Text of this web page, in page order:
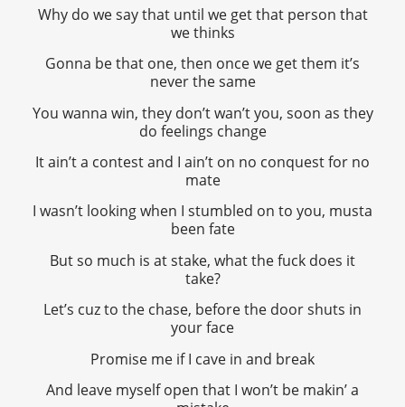
Why do we say that until we get that person that
we thinks
Gonna be that one, then once we get them it’s
never the same
You wanna win, they don’t wan’t you, soon as they
do feelings change
It ain’t a contest and I ain’t on no conquest for no
mate
I wasn’t looking when I stumbled on to you, musta
been fate
But so much is at stake, what the fuck does it
take?
Let’s cuz to the chase, before the door shuts in
your face
Promise me if I cave in and break
And leave myself open that I won’t be makin’ a